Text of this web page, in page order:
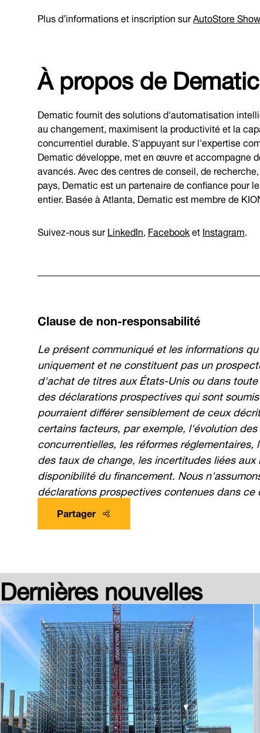
Plus d’informations et inscription surAutoStore
À propos de Dematic
Dematic fournit des solutions d'automatisation
au changement, maximisent la productivité et la
concurrentiel durable. S'appuyant sur l'expertise
Dematic développe, met en œuvre et accompagne
avancés. Avec des centres de conseil, de
pays, Dematic est un partenaire de confiance pour
entier. Basée à Atlanta, Dematic est membre de
Suivez-nous surLinkedIn,FacebooketInstagram.
Clause de non-responsabilité
Le présent communiqué et les informations
uniquement et ne constituent pas un
d'achat de titres aux États-Unis ou dans
des déclarations prospectives qui sont
pourraient différer sensiblement de ceux
certains facteurs, par exemple, l'évolution
concurrentielles, les réformes
des taux de change, les incertitudes liées
disponibilité du financement. Nous
déclarations prospectives contenues dans ce
Partager
Dernières nouvelles